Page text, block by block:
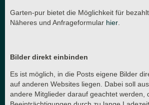
Garten-pur bietet die Möglichkeit für
Näheres und Anfrageformular hier
Bilder direkt einbinden
Es ist möglich, in die Posts eigene Bilder
auf anderen Websites liegen. Dabei soll
andere Mitglieder darauf geachtet werden,